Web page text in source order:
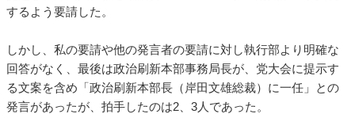
するよう要請した。
しかし、私の要請や他の発言者の要請に対し執行部より明確な
回答がなく、最後は政治刷新本部事務局長が、党大会に提示す
る文案を含め「政治刷新本部長（岸田文雄総裁）に一任」との
発言があったが、拍手したのは2、3人であった。